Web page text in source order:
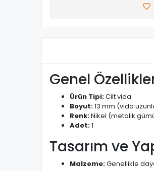
Genel
Ürün Tipi:Cilt vida
Boyut:13 mm (vida
Renk:Nikel (metalik
Adet:1
Tasarım ve
Malzeme:Genellikle